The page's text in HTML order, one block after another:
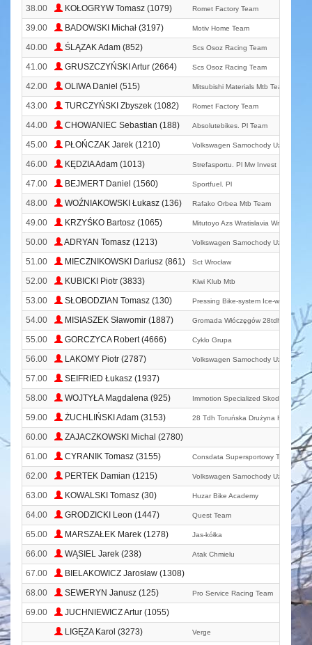
38.00 KOŁOGRYW Tomasz (1079) Romet Factory Team
39.00 BADOWSKI Michał (3197) Motiv Home Team
40.00 ŚLĄZAK Adam (852) Scs Osoz Racing Team
41.00 GRUSZCZYŃSKI Artur (2664) Scs Osoz Racing Team
42.00 OLIWA Daniel (515) Mitsubishi Materials Mtb Team
43.00 TURCZYŃSKI Zbyszek (1082) Romet Factory Team
44.00 CHOWANIEC Sebastian (188) Absolutebikes. Pl Team
45.00 PŁOŃCZAK Jarek (1210) Volkswagen Samochody Użytkowe
46.00 KĘDZIA Adam (1013) Strefasportu. Pl Mw Invest
47.00 BEJMERT Daniel (1560) Sportfuel. Pl
48.00 WOŹNIAKOWSKI Łukasz (136) Rafako Orbea Mtb Team
49.00 KRZYŚKO Bartosz (1065) Mitutoyo Azs Wratislavia Wrocław
50.00 ADRYAN Tomasz (1213) Volkswagen Samochody Użytkowe
51.00 MIECZNIKOWSKI Dariusz (861) Sct Wrocław
52.00 KUBICKI Piotr (3833) Kiwi Klub Mtb
53.00 SŁOBODZIAN Tomasz (130) Pressing Bike-system Ice-went Team
54.00 MISIASZEK Sławomir (1887) Gromada Włóczęgów 28tdh
55.00 GORCZYCA Robert (4666) Cyklo Grupa
56.00 LAKOMY Piotr (2787) Volkswagen Samochody Użytkowe
57.00
SEIFRIED Łukasz (1937)
58.00
WOJTYŁA Magdalena (925) Immotion Specialized Skoda Gall-icm
59.00 ŻUCHLIŃSKI Adam (3153) 28 Tdh Toruńska Drużyna Harcerska
60.00
ZAJACZKOWSKI Michal (2780)
61.00
CYRANIK Tomasz (3155) Consdata Supersportowy Team
62.00 PERTEK Damian (1215) Volkswagen Samochody Użytkowe
63.00 KOWALSKI Tomasz (30) Huzar Bike Academy
64.00 GRODZICKI Leon (1447) Quest Team
65.00 MARSZAŁEK Marek (1278) Jas-kółka
66.00 WĄSIEL Jarek (238) Atak Chmielu
67.00
BIELAKOWICZ Jarosław (1308)
68.00
SEWERYN Janusz (125) Pro Service Racing Team
69.00
JUCHNIEWICZ Artur (1055)
LIGĘZA Karol (3273)
Verge